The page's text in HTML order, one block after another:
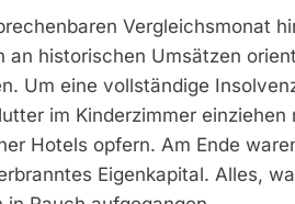
Vergleichsmonat
historischen Umsätzen
Um eine vollständige
im Kinderzimmer einziehen
Hotels opfern. Am Ende
Eigenkapital. Alles,